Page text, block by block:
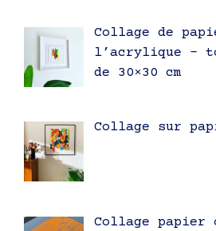
Collage de
l’acrylique –
de 30×30 cm
Collage sur
Collage papier